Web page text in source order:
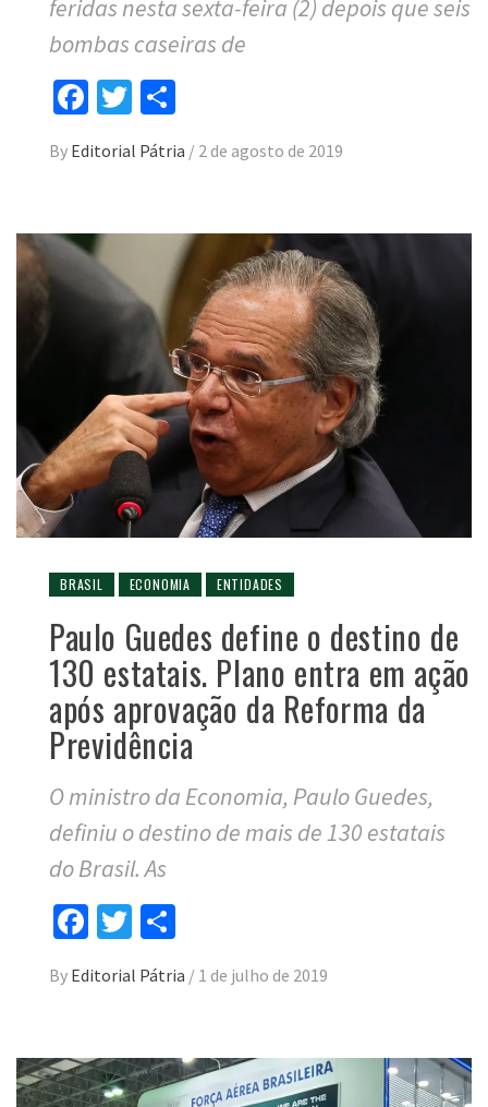
feridas nesta sexta-feira (2) depois que seis
bombas caseiras de
Facebook
Twitter
By Editorial Pátria / 2 de agosto de 2019
BRASIL ECONOMIA ENTIDADES
Paulo Guedes define o destino de
130 estatais. Plano entra em ação
após aprovação da Reforma da
Previdência
O ministro da Economia, Paulo Guedes,
definiu o destino de mais de 130 estatais
do Brasil. As
Facebook
Twitter
By Editorial Pátria / 1 de julho de 2019